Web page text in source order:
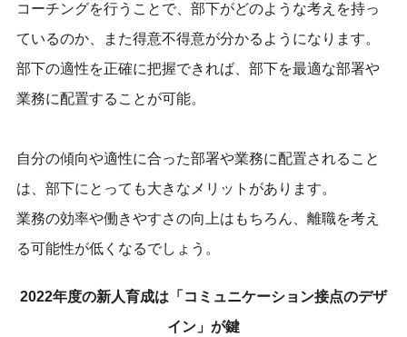
コーチングを行うことで、部下がどのような考えを持っ
ているのか、また得意不得意が分かるようになります。
部下の適性を正確に把握できれば、部下を最適な部署や
業務に配置することが可能。
自分の傾向や適性に合った部署や業務に配置されること
は、部下にとっても大きなメリットがあります。
業務の効率や働きやすさの向上はもちろん、離職を考え
る可能性が低くなるでしょう。
2022年度の新人育成は「コミュニケーション接点のデザ
イン」が鍵